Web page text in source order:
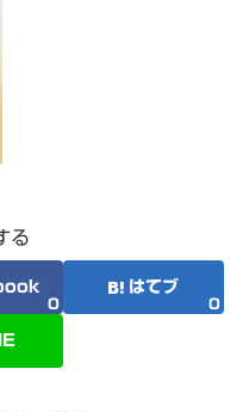
る
0
はてブ
0